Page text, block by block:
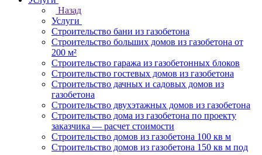
Назад
Услуги
Строительство бани из газобетона
Строительство больших домов из газобетона от
200 м²
Строительство гаража из газобетонных блоков
Строительство гостевых домов из газобетона
Строительство дачных и садовых домов из
газобетона
Строительство двухэтажных домов из газобетона
Строительство дома из газобетона по проекту
заказчика — расчет стоимости
Строительство домов из газобетона 100 кв м
Строительство домов из газобетона 150 кв м под